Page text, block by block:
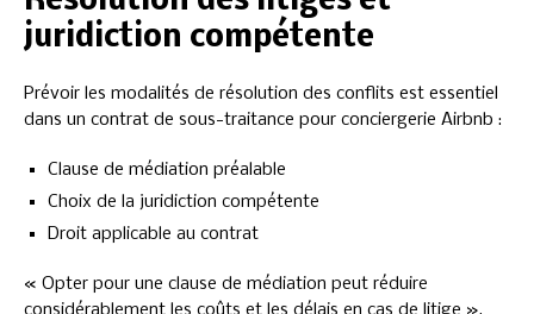
juridiction compétente
Prévoir les modalités de résolution des conflits est essentiel
dans un contrat de sous-traitance pour conciergerie Airbnb :
Clause de médiation préalable
Choix de la juridiction compétente
Droit applicable au contrat
« Opter pour une clause de médiation peut réduire
considérablement les coûts et les délais en cas de litige »,